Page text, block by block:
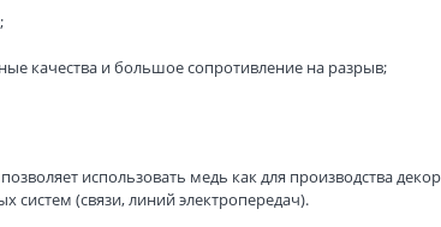
качества и большое сопротивление на разрыв;
использовать медь как для производства
систем (связи, линий электропередач).